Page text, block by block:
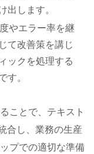
出します。
やエラー率を継
て改善策を講じ
ックを処理する
す。
ことで、テキスト
合し、業務の生産
プでの適切な準備